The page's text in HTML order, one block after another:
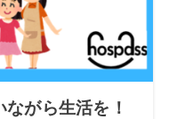
がら生活を！